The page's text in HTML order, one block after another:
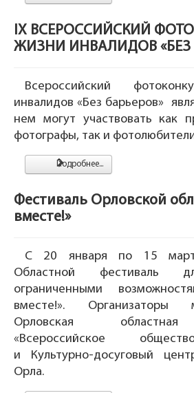
IX ВСЕРОССИЙСКИЙ
ЖИЗНИ ИНВАЛИДОВ «БЕЗ
Всероссийский
инвалидов «Без барьеров»
нем могут участвовать как
фотографы, так и
Подробнее...
Фестиваль Орловской
вместе!»
С 20 января по 15
Областной
ограниченными
вместе!». Организаторы
Орловская областная
«Всероссийское
и Культурно-досуговый
Орла.